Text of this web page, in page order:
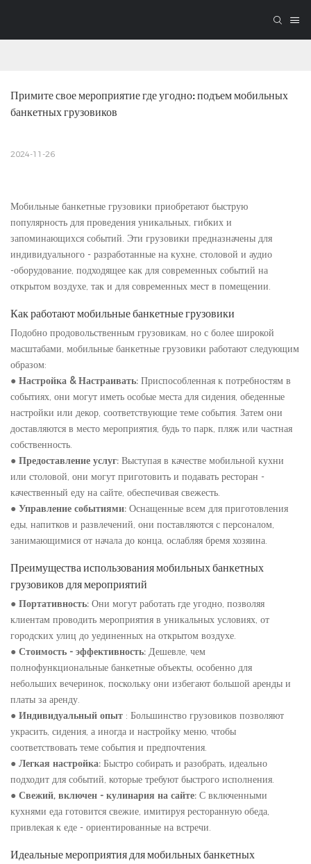
Примите свое мероприятие где угодно: подъем мобильных
банкетных грузовиков
2024-11-26
Мобильные банкетные грузовики приобретают быструю
популярность для проведения уникальных, гибких и
запоминающихся событий. Эти грузовики предназначены для
индивидуального - разработанные на кухне, столовой и аудио
-оборудование, подходящее как для современных событий на
открытом воздухе, так и для современных мест в помещении.
Как работают мобильные банкетные грузовики
Подобно продовольственным грузовикам, но с более широкой
масштабами, мобильные банкетные грузовики работают следующим
образом:
● Настройка & Настраивать: Приспособленная к потребностям в
событиях, они могут иметь особые места для сидения, обеденные
настройки или декор, соответствующие теме события. Затем они
доставляются в место мероприятия, будь то парк, пляж или частная
собственность.
● Предоставление услуг: Выступая в качестве мобильной кухни
или столовой, они могут приготовить и подавать ресторан -
качественный еду на сайте, обеспечивая свежесть.
● Управление событиями: Оснащенные всем для приготовления
еды, напитков и развлечений, они поставляются с персоналом,
занимающимися от начала до конца, ослабляя бремя хозяина.
Преимущества использования мобильных банкетных
грузовиков для мероприятий
● Портативность: Они могут работать где угодно, позволяя
клиентам проводить мероприятия в уникальных условиях, от
городских улиц до уединенных на открытом воздухе.
● Стоимость - эффективность: Дешевле, чем
полнофункциональные банкетные объекты, особенно для
небольших вечеринок, поскольку они избегают большой аренды и
платы за аренду.
● Индивидуальный опыт : Большинство грузовиков позволяют
украсить, сидения, а иногда и настройку меню, чтобы
соответствовать теме события и предпочтения.
● Легкая настройка: Быстро собирать и разобрать, идеально
подходит для событий, которые требуют быстрого исполнения.
● Свежий, включен - кулинария на сайте: С включенными
кухнями еда готовится свежие, имитируя ресторанную обеда,
привлекая к еде - ориентированные на встречи.
Идеальные мероприятия для мобильных банкетных